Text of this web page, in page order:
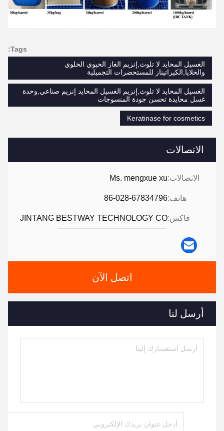
الاتصالات
الاتصالات:Ms. mengxue xu
هاتف:86-028-67834796
فاكس:JINTANG BESTWAY TECHNOLOGY CO
اتصل الآن
أرسل لنا
Tags:
الغسيل المحايد لا تلوث,إنزيم الغاز الحيوي الخلوي
والخلايا,الكيراتيناز للمستحضرات التجميلية
الغسيل المحايد لا تلوث,إنزيم الغسيل المحايد إنزيم صناعي,وحدة
غسل محايدة تحسن جودة المنسوجات
Keratinase for cosmetics